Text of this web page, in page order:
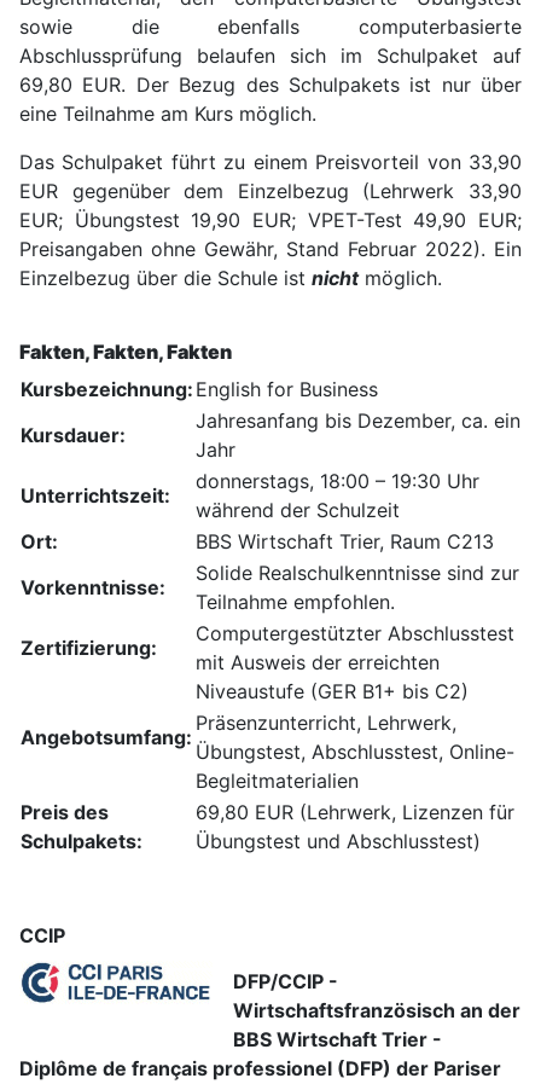
sowie die ebenfalls computerbasierte
Abschlussprüfung belaufen sich im Schulpaket auf
69,80 EUR. Der Bezug des Schulpakets ist nur über
eine Teilnahme am Kurs möglich.
Das Schulpaket führt zu einem Preisvorteil von 33,90
EUR gegenüber dem Einzelbezug (Lehrwerk 33,90
EUR; Übungstest 19,90 EUR; VPET-Test 49,90 EUR;
Preisangaben ohne Gewähr, Stand Februar 2022). Ein
Einzelbezug über die Schule ist nichtmöglich.
Fakten, Fakten, Fakten
Kursbezeichnung: English for Business
Kursdauer:
Jahresanfang bis Dezember, ca. ein
Jahr
Unterrichtszeit:
donnerstags, 18:00 – 19:30 Uhr
während der Schulzeit
Ort:
BBS Wirtschaft Trier, Raum C213
Vorkenntnisse:
Solide Realschulkenntnisse sind zur
Teilnahme empfohlen.
Zertifizierung:
Computergestützter Abschlusstest
mit Ausweis der erreichten
Niveaustufe (GER B1+ bis C2)
Angebotsumfang:
Präsenzunterricht, Lehrwerk,
Übungstest, Abschlusstest, Online-
Begleitmaterialien
Preis des
Schulpakets:
69,80 EUR (Lehrwerk, Lizenzen für
Übungstest und Abschlusstest)
CCIP
DFP/CCIP -
Wirtschaftsfranzösisch an der
BBS Wirtschaft Trier -
Diplôme de français professionel (DFP) der Pariser